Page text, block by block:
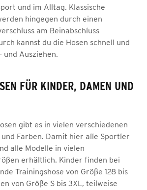
und im Alltag. Klassische
hingegen durch einen
am Beinabschluss
kannst du die Hosen schnell und
und Ausziehen.
FÜR KINDER, DAMEN UND
gibt es in vielen verschiedenen
Farben. Damit hier alle Sportler
alle Modelle in vielen
erhältlich. Kinder finden bei
Trainingshose von Größe 128 bis
von Größe S bis 3XL, teilweise